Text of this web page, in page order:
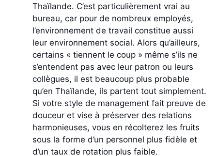
Thaïlande. C’est particulièrement vrai au
bureau, car pour de nombreux employés,
l’environnement de travail constitue aussi
leur environnement social. Alors qu’ailleurs,
certains « tiennent le coup » même s’ils ne
s’entendent pas avec leur patron ou leurs
collègues, il est beaucoup plus probable
qu’en Thaïlande, ils partent tout simplement.
Si votre style de management fait preuve de
douceur et vise à préserver des relations
harmonieuses, vous en récolterez les fruits
sous la forme d’un personnel plus fidèle et
d’un taux de rotation plus faible.